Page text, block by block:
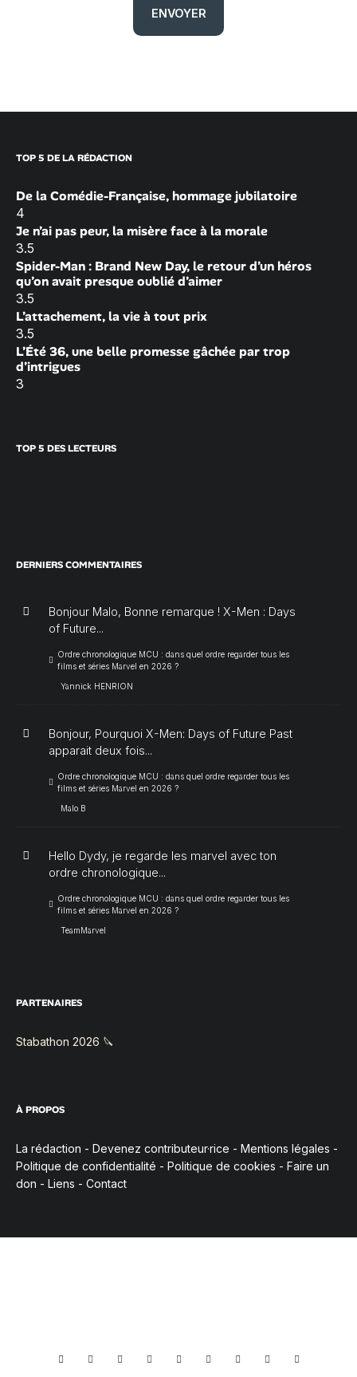
TOP 5 DE LA RÉDACTION
De la Comédie-Française, hommage jubilatoire
4
Je n’ai pas peur, la misère face à la morale
3.5
Spider-Man : Brand New Day, le retour d’un héros
qu’on avait presque oublié d’aimer
3.5
L’attachement, la vie à tout prix
3.5
L’Été 36, une belle promesse gâchée par trop
d’intrigues
3
TOP 5 DES LECTEURS
DERNIERS COMMENTAIRES
Bonjour Malo, Bonne remarque ! X-Men : Days
of Future...
Ordre chronologique MCU : dans quel ordre regarder tous les
films et séries Marvel en 2026 ?
Yannick HENRION
Bonjour, Pourquoi X-Men: Days of Future Past
apparait deux fois...
Ordre chronologique MCU : dans quel ordre regarder tous les
films et séries Marvel en 2026 ?
Malo B
Hello Dydy, je regarde les marvel avec ton
ordre chronologique...
Ordre chronologique MCU : dans quel ordre regarder tous les
films et séries Marvel en 2026 ?
TeamMarvel
PARTENAIRES
Stabathon 2026 🔪
À PROPOS
La rédaction - Devenez contributeur·rice - Mentions légales -
Politique de confidentialité - Politique de cookies - Faire un
don - Liens - Contact